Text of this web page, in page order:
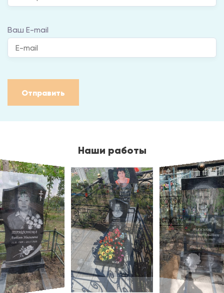
Ваш E-mail
Отправить
Наши работы